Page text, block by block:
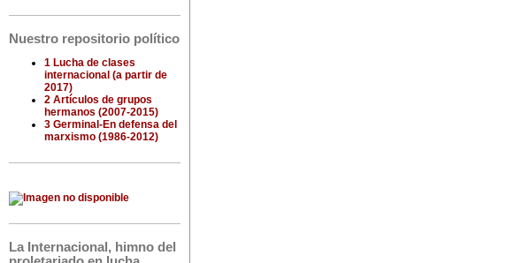
Nuestro repositorio político
1 Lucha de clases
internacional (a partir de
2017)
2 Artículos de grupos
hermanos (2007-2015)
3 Germinal-En defensa del
marxismo (1986-2012)
La Internacional, himno del